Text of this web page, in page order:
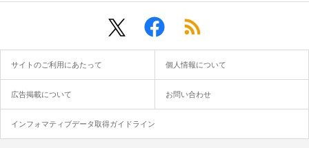
サイトのご利用にあたって 個人情報について
広告掲載について お問い合わせ
インフォマティブデータ取得ガイドライン